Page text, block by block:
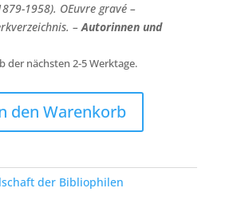
1958). OEuvre gravé –
–Autorinnen und
der nächsten 2-5 Werktage.
den Warenkorb
der Bibliophilen